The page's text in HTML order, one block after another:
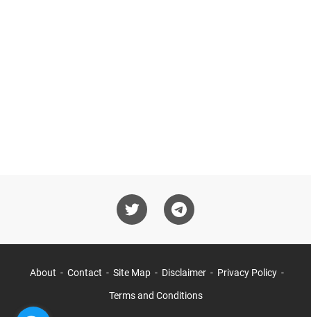
About Contact Site Map Disclaimer Privacy Policy
Terms and Conditions